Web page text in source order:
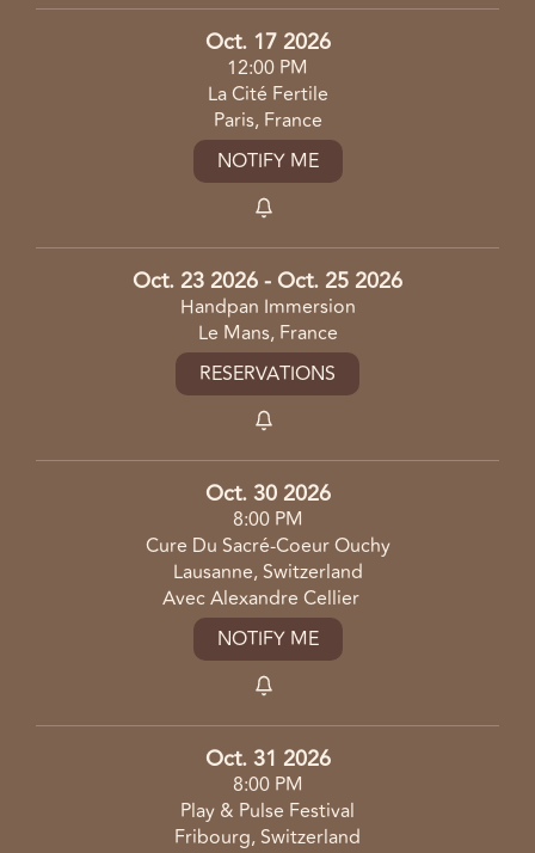
Oct. 17 2026
12:00 PM
La Cité Fertile
Paris, France
NOTIFY ME
Oct. 23 2026 - Oct. 25 2026
Handpan Immersion
Le Mans, France
RESERVATIONS
Oct. 30 2026
8:00 PM
Cure Du Sacré-Coeur Ouchy
Lausanne, Switzerland
Avec Alexandre Cellier
NOTIFY ME
Oct. 31 2026
8:00 PM
Play & Pulse Festival
Fribourg, Switzerland